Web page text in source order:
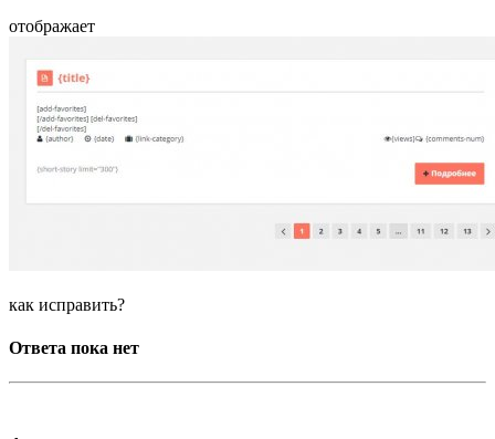
отображает
как исправить?
Ответа пока нет